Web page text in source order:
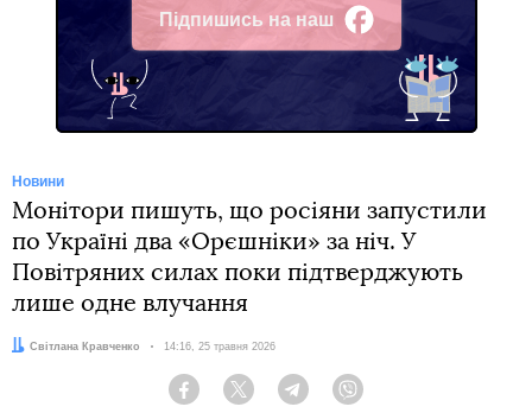
Підпишись на наш
Facebook
Новини
Монітори пишуть, що росіяни запустили
по Україні два «Орєшніки» за ніч. У
Повітряних силах поки підтверджують
лише одне влучання
Автор:
Світлана Кравченко Дата:
14:16, 25 травня 2026
Facebook Twitter Telegram